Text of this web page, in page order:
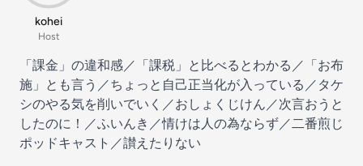
kohei
Host
「課金」の違和感／「課税」と比べるとわかる／「お布
施」とも言う／ちょっと自己正当化が入っている／タケ
シのやる気を削いでいく／おしょくじけん／次言おうと
したのに！／ふいんき／情けは人の為ならず／二番煎じ
ポッドキャスト／讃えたりない